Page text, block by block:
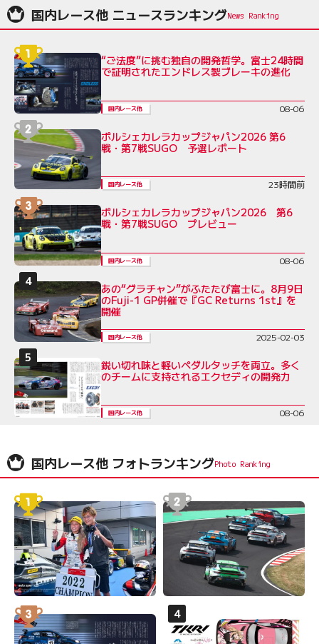
国内レース他 ニュースランキング
“ご法度”に挑む独自の開発哲学。富士24時間
で証明されたエンドレス製ブレーキの進化
国内レース他 08-06
ポルシェカレラカップジャパン2026 第6
戦・第7戦SUGO 予選レポート
国内レース他 23時間前
ポルシェカレラカップジャパン2026 第6
戦・第7戦SUGO プレビュー
国内レース他 08-06
あの“グラチャン”がふたたび富士に。8月9日
のFuji-1 GP併催で『GC Returns 1st』を
開催
国内レース他 2025-02-03
鋭い切れ味と軽いペダルタッチを両立。多く
のチームに支持されるエクセディの開発力
国内レース他 08-06
国内レース他 フォトランキング